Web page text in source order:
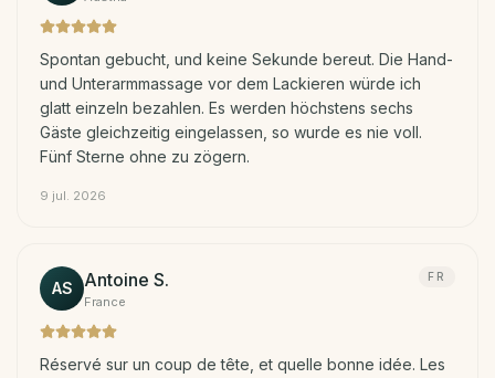
Spontan gebucht, und keine Sekunde bereut. Die Hand-
und Unterarmmassage vor dem Lackieren würde ich
glatt einzeln bezahlen. Es werden höchstens sechs
Gäste gleichzeitig eingelassen, so wurde es nie voll.
Fünf Sterne ohne zu zögern.
9 jul. 2026
AS Antoine S.
France
FR
Réservé sur un coup de tête, et quelle bonne idée. Les